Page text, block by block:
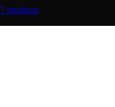
7 products